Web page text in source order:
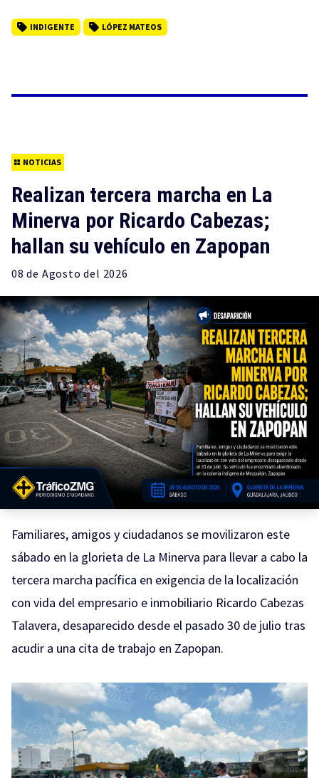
INDIGENTE LÓPEZ MATEOS
NOTICIAS
Realizan tercera marcha en La
Minerva por Ricardo Cabezas;
hallan su vehículo en Zapopan
08 de Agosto del 2026
Familiares, amigos y ciudadanos se movilizaron este
sábado en la glorieta de La Minerva para llevar a cabo la
tercera marcha pacífica en exigencia de la localización
con vida del empresario e inmobiliario Ricardo Cabezas
Talavera, desaparecido desde el pasado 30 de julio tras
acudir a una cita de trabajo en Zapopan.